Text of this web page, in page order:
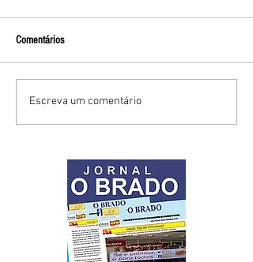
Comentários
Escreva um comentário